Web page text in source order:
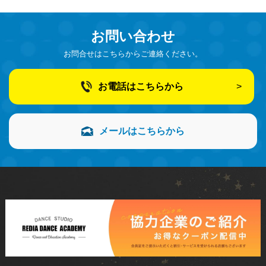
お問い合わせ
お問合せはこちらからご連絡ください。
お電話はこちらから
メールはこちらから